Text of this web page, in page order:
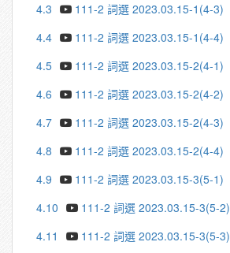
4.3
111-2 詞選 2023.03.15-1(4-3)
4.4
111-2 詞選 2023.03.15-1(4-4)
4.5
111-2 詞選 2023.03.15-2(4-1)
4.6
111-2 詞選 2023.03.15-2(4-2)
4.7
111-2 詞選 2023.03.15-2(4-3)
4.8
111-2 詞選 2023.03.15-2(4-4)
4.9
111-2 詞選 2023.03.15-3(5-1)
4.10
111-2 詞選 2023.03.15-3(5-2)
4.11
111-2 詞選 2023.03.15-3(5-3)